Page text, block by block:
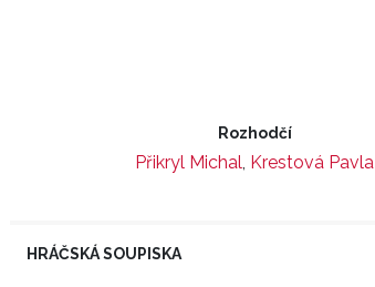
Rozhodčí
Přikryl Michal, Krestová Pavla
HRÁČSKÁ SOUPISKA